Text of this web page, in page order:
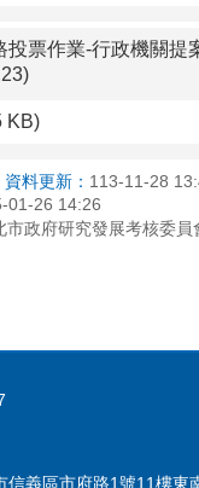
投票作業-行政機關提
KB)
資料更新： 113-11-28
01-26 14:26
市政府研究發展考核委員
信義區市府路1號11樓東